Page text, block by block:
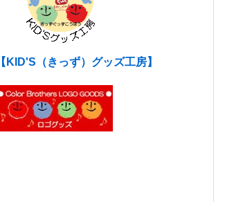
【KID'S（きっず）グッズ工房】